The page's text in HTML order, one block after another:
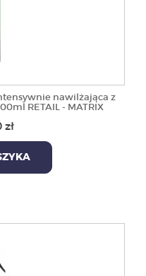
nawilżająca z
RETAIL - MATRIX
zł